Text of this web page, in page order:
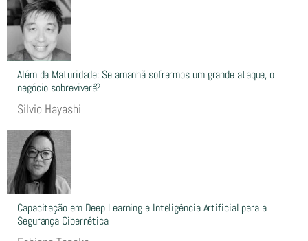
Além da Maturidade: Se amanhã sofrermos um grande ataque, o
negócio sobreviverá?
Silvio Hayashi
Capacitação em Deep Learning e Inteligência Artificial para a
Segurança Cibernética